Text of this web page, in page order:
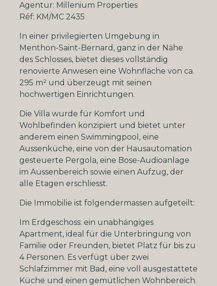
Agentur: Millenium Properties
Réf: KM/MC 2435
In einer privilegierten Umgebung in
Menthon-Saint-Bernard, ganz in der Nähe
des Schlosses, bietet dieses vollständig
renovierte Anwesen eine Wohnfläche von ca.
295 m² und überzeugt mit seinen
hochwertigen Einrichtungen.
Die Villa wurde für Komfort und
Wohlbefinden konzipiert und bietet unter
anderem einen Swimmingpool, eine
Aussenküche, eine von der Hausautomation
gesteuerte Pergola, eine Bose-Audioanlage
im Aussenbereich sowie einen Aufzug, der
alle Etagen erschliesst.
Die Immobilie ist folgendermassen aufgeteilt:
Im Erdgeschoss: ein unabhängiges
Apartment, ideal für die Unterbringung von
Familie oder Freunden, bietet Platz für bis zu
4 Personen. Es verfügt über zwei
Schlafzimmer mit Bad, eine voll ausgestattete
Küche und einen gemütlichen Wohnbereich.